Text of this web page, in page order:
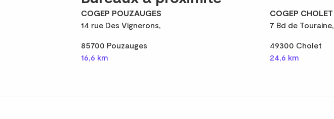
COGEP POUZAUGES
14 rue Des Vignerons,
85700 Pouzauges
16,6 km
COGEP CHOLET
7 Bd de Touraine,
49300 Cholet
24,6 km